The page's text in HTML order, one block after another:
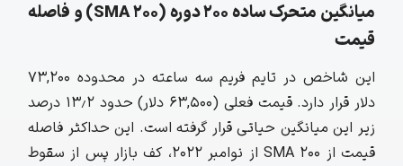
میانگین متحرک ساده ۲۰۰ دوره (SMA 200) و فاصله
قیمت
این شاخص در تایم فریم سه ساعته در محدوده ۷۳,۲۰۰
دلار قرار دارد. قیمت فعلی (۶۳,۵۰۰ دلار) حدود ۱۳٫۲ درصد
زیر این میانگین حیاتی قرار گرفته است. این حداکثر فاصله
قیمت از SMA 200
از نوامبر ۲۰۲۲، کف بازار پس از سقوط